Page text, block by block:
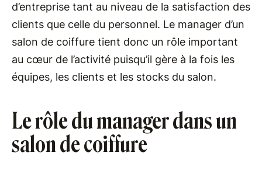
d’entreprise tant au niveau de la satisfaction des
clients que celle du personnel. Le manager d’un
salon de coiffure tient donc un rôle important
au cœur de l’activité puisqu’il gère à la fois les
équipes, les clients et les stocks du salon.
Le rôle du manager dans un
salon de coiffure